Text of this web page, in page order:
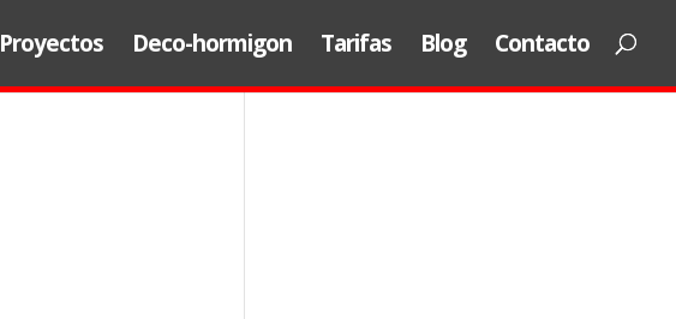
Proyectos Deco-hormigon Tarifas Blog Contacto